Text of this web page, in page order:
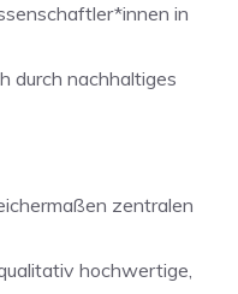
in
durch nachhaltiges
zentralen
hochwertige,